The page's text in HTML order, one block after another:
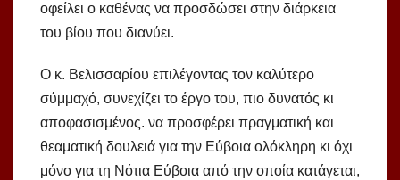
οφείλει ο καθένας να προσδώσει στην διάρκεια
του βίου που διανύει.
Ο κ. Βελισσαρίου επιλέγοντας τον καλύτερο
σύμμαχό, συνεχίζει το έργο του, πιο δυνατός κι
αποφασισμένος. να προσφέρει πραγματική και
θεαματική δουλειά για την Εύβοια ολόκληρη κι όχι
μόνο για τη Νότια Εύβοια από την οποία κατάγεται,